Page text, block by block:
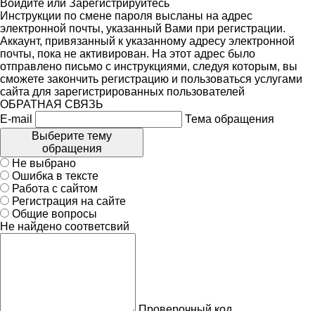
Войдите или Зарегистрируйтесь
Инструкции по смене пароля высланы на адрес
электронной почты, указанный Вами при регистрации.
Аккаунт, привязанный к указанному адресу электронной
почты, пока не активирован. На этот адрес было
отправлено письмо с инструкциями, следуя которым, вы
сможете закончить регистрацию и пользоваться услугами
сайта для зарегистрированных пользователей
ОБРАТНАЯ СВЯЗЬ
E-mail
Тема обращения
Выберите тему
обращения
Не выбрано
Ошибка в тексте
Работа с сайтом
Регистрация на сайте
Общие вопросы
Не найдено соответсвий